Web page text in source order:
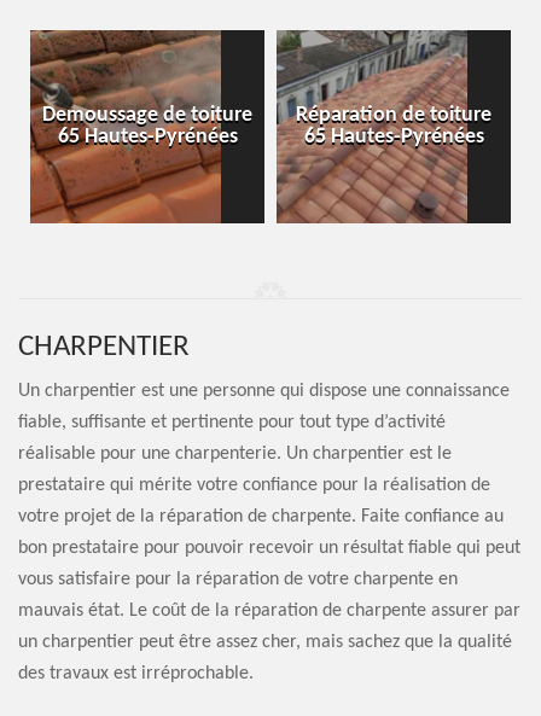
Demoussage de toiture
65 Hautes-Pyrénées
Réparation de toiture
65 Hautes-Pyrénées
CHARPENTIER
Un charpentier est une personne qui dispose une connaissance
fiable, suffisante et pertinente pour tout type d’activité
réalisable pour une charpenterie. Un charpentier est le
prestataire qui mérite votre confiance pour la réalisation de
votre projet de la réparation de charpente. Faite confiance au
bon prestataire pour pouvoir recevoir un résultat fiable qui peut
vous satisfaire pour la réparation de votre charpente en
mauvais état. Le coût de la réparation de charpente assurer par
un charpentier peut être assez cher, mais sachez que la qualité
des travaux est irréprochable.